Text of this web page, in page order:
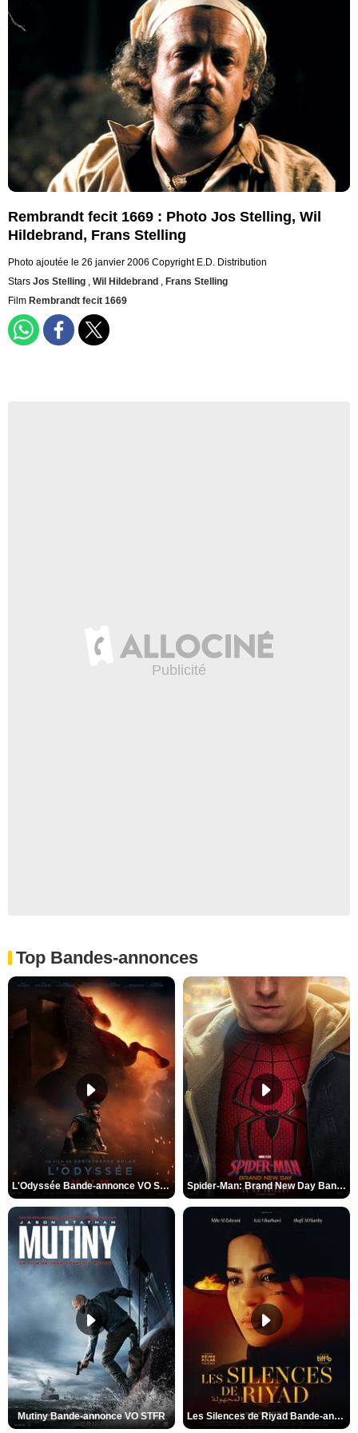
Rembrandt fecit 1669 : Photo Jos Stelling, Wil
Hildebrand, Frans Stelling
Photo ajoutée le 26 janvier 2006 Copyright E.D. Distribution
Stars Jos Stelling , Wil Hildebrand , Frans Stelling
Film Rembrandt fecit 1669
Top Bandes-annonces
L'Odyssée Bande-annonce VO STFR Spider-Man: Brand New Day Bande-annonce VO STFR
Mutiny Bande-annonce VO STFR Les Silences de Riyad Bande-annonce VO STFR